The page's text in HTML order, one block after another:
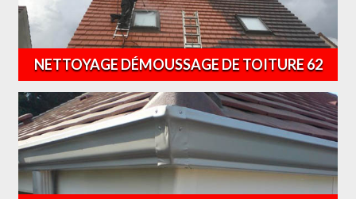
NETTOYAGE DÉMOUSSAGE DE TOITURE 62